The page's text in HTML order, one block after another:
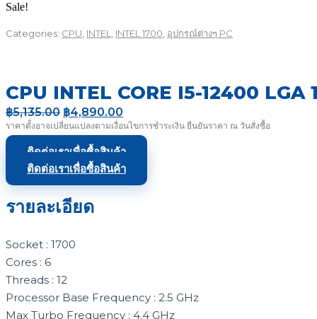
Sale!
Categories: CPU INTEL INTEL 1700 อุปกรณ์ต่างๆ PC
CPU INTEL CORE I5-12400 LGA
฿5,135.00 Original
price
was:
฿5,135.00.
฿4,890.00
price
is:
฿4,890.00.
ราคาตั้งอาจเปลี่ยนแปลงตามเงื่อนไขการชำระเงิน ยืนยันราคา ณ วันสั่งซื้อ
ติดต่อเราเพื่อซื้อสินค้า
ติดต่อเราเพื่อซื้อสินค้า
รายละเอียด
Socket : 1700
Cores : 6
Threads : 12
Processor Base Frequency : 2.5 GHz
Max Turbo Frequency : 4.4 GHz